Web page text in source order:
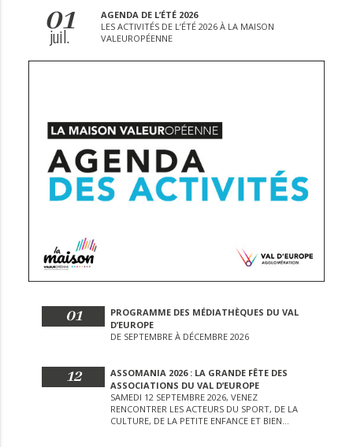
01
juil.
AGENDA DE L’ÉTÉ 2026
LES ACTIVITÉS DE L’ÉTÉ 2026 À LA MAISON
VALEUROPÉENNE
01
PROGRAMME DES MÉDIATHÈQUES DU VAL
D’EUROPE
DE SEPTEMBRE À DÉCEMBRE 2026
12
ASSOMANIA 2026 : LA GRANDE FÊTE DES
ASSOCIATIONS DU VAL D’EUROPE
SAMEDI 12 SEPTEMBRE 2026, VENEZ
RENCONTRER LES ACTEURS DU SPORT, DE LA
CULTURE, DE LA PETITE ENFANCE ET BIEN